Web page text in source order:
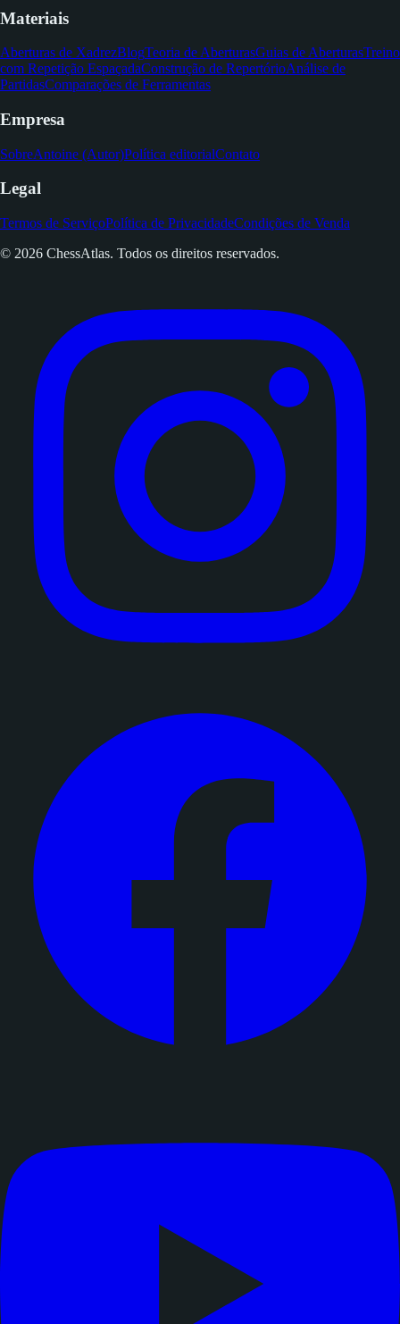
Materiais
Aberturas de XadrezBlogTeoria de AberturasGuias de AberturasTreino
com Repetição EspaçadaConstrução de RepertórioAnálise de
PartidasComparações de Ferramentas
Empresa
SobreAntoine (Autor)Política editorialContato
Legal
Termos de ServiçoPolítica de PrivacidadeCondições de Venda
© 2026 ChessAtlas. Todos os direitos reservados.